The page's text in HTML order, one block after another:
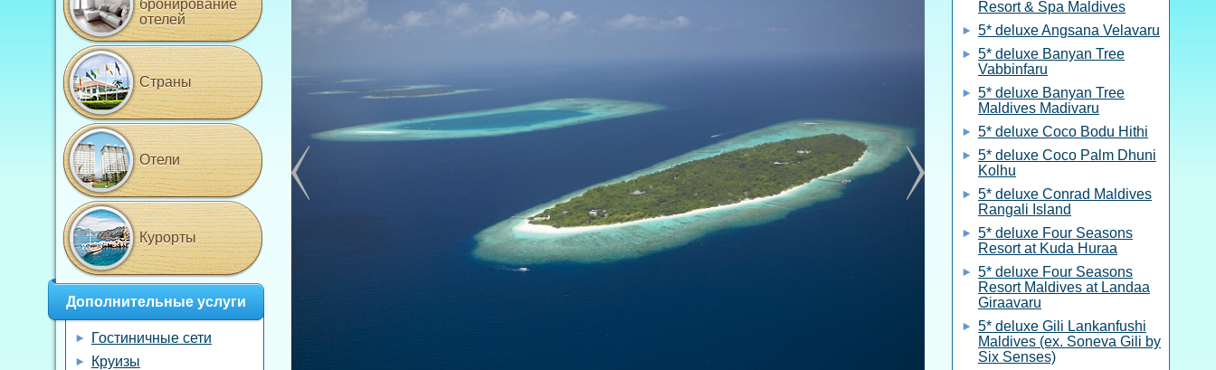
бронирование
отелей
Страны
Отели
Курорты
Дополнительные услуги
Гостиничные сети
Круизы
Resort & Spa Maldives
5* deluxe Angsana Velavaru
5* deluxe Banyan Tree
Vabbinfaru
5* deluxe Banyan Tree
Maldives Madivaru
5* deluxe Coco Bodu Hithi
5* deluxe Coco Palm Dhuni
Kolhu
5* deluxe Conrad Maldives
Rangali Island
5* deluxe Four Seasons
Resort at Kuda Huraa
5* deluxe Four Seasons
Resort Maldives at Landaa
Giraavaru
5* deluxe Gili Lankanfushi
Maldives (ex. Soneva Gili by
Six Senses)